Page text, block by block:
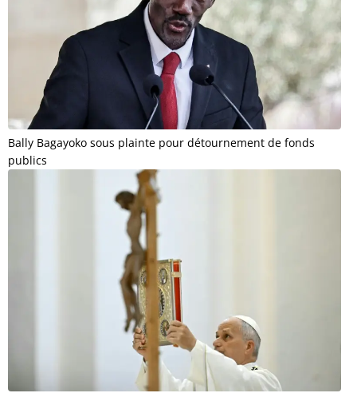
Bally Bagayoko sous plainte pour détournement de fonds
publics